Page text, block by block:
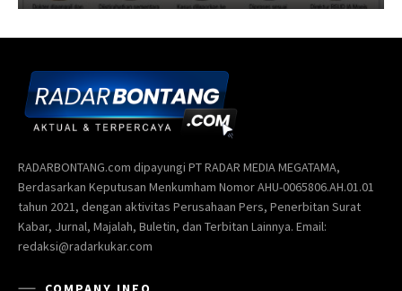
RADARBONTANG.com dipayungi PT RADAR MEDIA MEGATAMA,
Berdasarkan Keputusan Menkumham Nomor AHU-0065806.AH.01.01
tahun 2021, dengan aktivitas Perusahaan Pers, Penerbitan Surat
Kabar, Jurnal, Majalah, Buletin, dan Terbitan Lainnya. Email:
redaksi@radarkukar.com